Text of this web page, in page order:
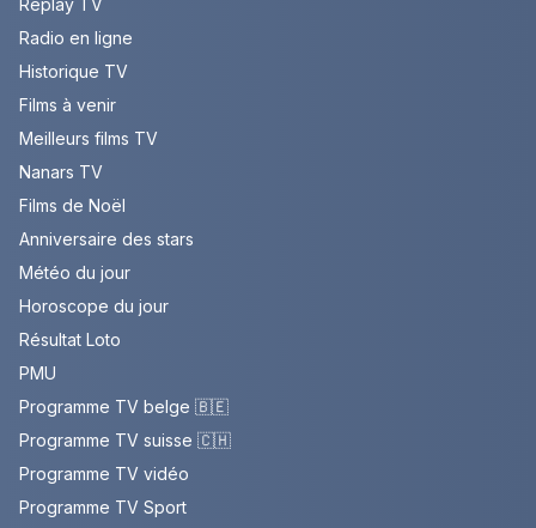
Radio en ligne
Historique TV
Films à venir
Meilleurs films TV
Nanars TV
Films de Noël
Anniversaire des stars
Météo du jour
Horoscope du jour
Résultat Loto
PMU
Programme TV belge 🇧🇪
Programme TV suisse 🇨🇭
Programme TV vidéo
Programme TV Sport